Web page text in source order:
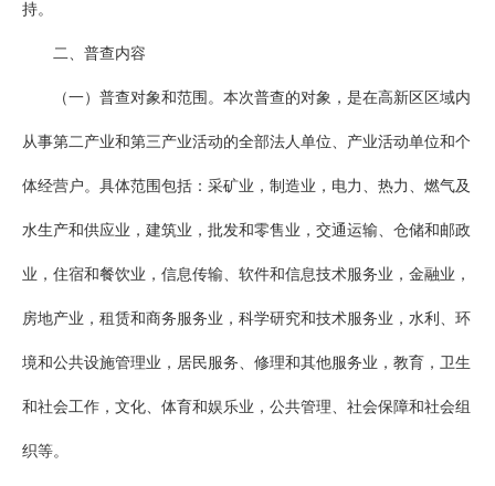
持。
二、普查内容
（一）普查对象和范围。本次普查的对象，是在高新区区域内
从事第二产业和第三产业活动的全部法人单位、产业活动单位和个
体经营户。具体范围包括：采矿业，制造业，电力、热力、燃气及
水生产和供应业，建筑业，批发和零售业，交通运输、仓储和邮政
业，住宿和餐饮业，信息传输、软件和信息技术服务业，金融业，
房地产业，租赁和商务服务业，科学研究和技术服务业，水利、环
境和公共设施管理业，居民服务、修理和其他服务业，教育，卫生
和社会工作，文化、体育和娱乐业，公共管理、社会保障和社会组
织等。